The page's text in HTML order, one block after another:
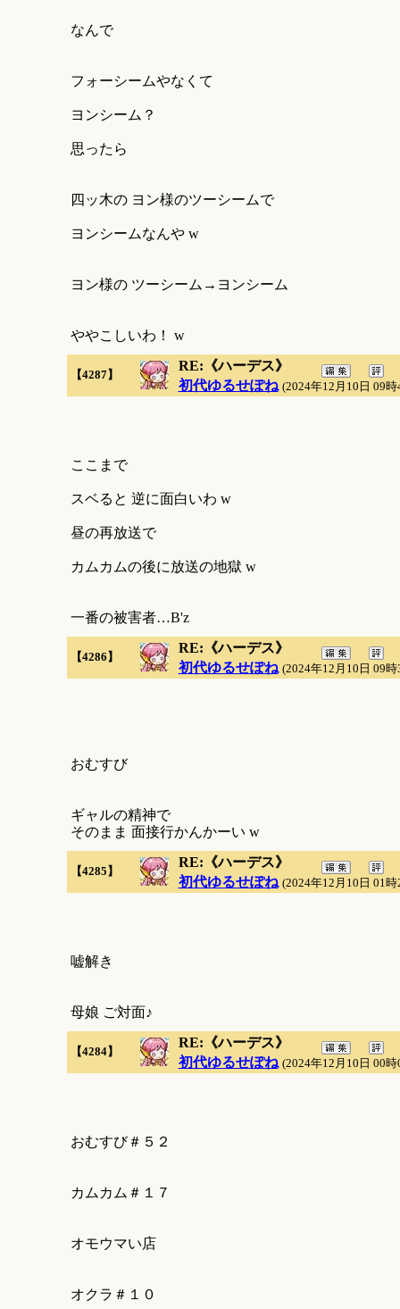
なんで
フォーシームやなくて
ヨンシーム？
思ったら
四ッ木の ヨン様のツーシームで
ヨンシームなんや w
ヨン様の ツーシーム→ヨンシーム
ややこしいわ！ w
【4287】
RE:《ハーデス》
初代ゆるせぽね (2024年12月10日 09時
ここまで
スベると 逆に面白いわ w
昼の再放送で
カムカムの後に放送の地獄 w
一番の被害者…B'z
【4286】
RE:《ハーデス》
初代ゆるせぽね (2024年12月10日 09時
おむすび
ギャルの精神で
そのまま 面接行かんかーい w
【4285】
RE:《ハーデス》
初代ゆるせぽね (2024年12月10日 01時
嘘解き
母娘 ご対面♪
【4284】
RE:《ハーデス》
初代ゆるせぽね (2024年12月10日 00時
おむすび＃５２
カムカム＃１７
オモウマい店
オクラ＃１０